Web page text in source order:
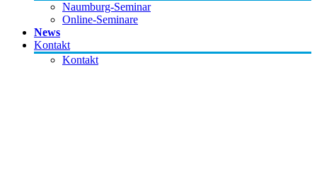
Naumburg-Seminar
Online-Seminare
News
Kontakt
Kontakt